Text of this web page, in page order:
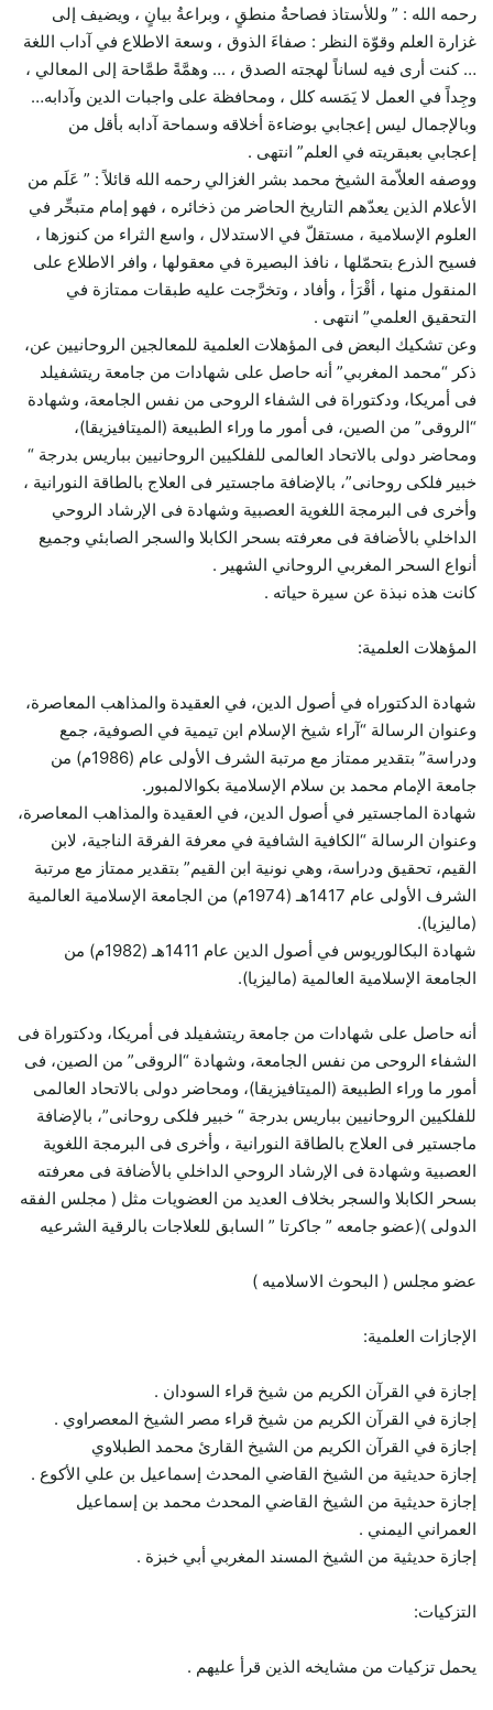
رحمه الله : ” وللأستاذ فصاحةُ منطقٍ ، وبراعةُ بيانٍ ، ويضيف إلى
غزارة العلم وقوّة النظر : صفاءَ الذوق ، وسعة الاطلاع في آداب اللغة
… كنت أرى فيه لساناً لهجته الصدق ، … وهمَّةً طمَّاحة إلى المعالي ،
وجِداً في العمل لا يَمَسه كلل ، ومحافظة على واجبات الدين وآدابه…
وبالإجمال ليس إعجابي بوضاءة أخلاقه وسماحة آدابه بأقل من
إعجابي بعبقريته في العلم” انتهى .
ووصفه العلاّمة الشيخ محمد بشر الغزالي رحمه الله قائلاً : ” عَلَم من
الأعلام الذين يعدّهم التاريخ الحاضر من ذخائره ، فهو إمام متبحِّر في
العلوم الإسلامية ، مستقلّ في الاستدلال ، واسع الثراء من كنوزها ،
فسيح الذرع بتحمّلها ، نافذ البصيرة في معقولها ، وافر الاطلاع على
المنقول منها ، أقْرَأ ، وأفاد ، وتخرَّجت عليه طبقات ممتازة في
التحقيق العلمي” انتهى .
وعن تشكيك البعض فى المؤهلات العلمية للمعالجين الروحانيين عن،
ذكر “محمد المغربي” أنه حاصل على شهادات من جامعة ريتشفيلد
فى أمريكا، ودكتوراة فى الشفاء الروحى من نفس الجامعة، وشهادة
“الروقى” من الصين، فى أمور ما وراء الطبيعة (الميتافيزيقا)،
ومحاضر دولى بالاتحاد العالمى للفلكيين الروحانيين بباريس بدرجة “
خبير فلكى روحانى”، بالإضافة ماجستير فى العلاج بالطاقة النورانية ،
وأخرى فى البرمجة اللغوية العصبية وشهادة فى الإرشاد الروحي
الداخلي بالأضافة فى معرفته بسحر الكابلا والسجر الصابئي وجميع
أنواع السحر المغربي الروحاني الشهير .
كانت هذه نبذة عن سيرة حياته .
المؤهلات العلمية:
شهادة الدكتوراه في أصول الدين، في العقيدة والمذاهب المعاصرة،
وعنوان الرسالة “آراء شيخ الإسلام ابن تيمية في الصوفية، جمع
ودراسة” بتقدير ممتاز مع مرتبة الشرف الأولى عام (1986م) من
جامعة الإمام محمد بن سلام الإسلامية بكوالالمبور.
شهادة الماجستير في أصول الدين، في العقيدة والمذاهب المعاصرة،
وعنوان الرسالة “الكافية الشافية في معرفة الفرقة الناجية، لابن
القيم، تحقيق ودراسة، وهي نونية ابن القيم” بتقدير ممتاز مع مرتبة
الشرف الأولى عام 1417هـ (1974م) من الجامعة الإسلامية العالمية
(ماليزيا).
شهادة البكالوريوس في أصول الدين عام 1411هـ (1982م) من
الجامعة الإسلامية العالمية (ماليزيا).
أنه حاصل على شهادات من جامعة ريتشفيلد فى أمريكا، ودكتوراة فى
الشفاء الروحى من نفس الجامعة، وشهادة “الروقى” من الصين، فى
أمور ما وراء الطبيعة (الميتافيزيقا)، ومحاضر دولى بالاتحاد العالمى
للفلكيين الروحانيين بباريس بدرجة “ خبير فلكى روحانى”، بالإضافة
ماجستير فى العلاج بالطاقة النورانية ، وأخرى فى البرمجة اللغوية
العصبية وشهادة فى الإرشاد الروحي الداخلي بالأضافة فى معرفته
بسحر الكابلا والسجر بخلاف العديد من العضويات مثل ( مجلس الفقه
الدولى )(عضو جامعه ” جاكرتا ” السابق للعلاجات بالرقية الشرعيه
عضو مجلس ( البحوث الاسلاميه )
الإجازات العلمية:
إجازة في القرآن الكريم من شيخ قراء السودان .
إجازة في القرآن الكريم من شيخ قراء مصر الشيخ المعصراوي .
إجازة في القرآن الكريم من الشيخ القارئ محمد الطبلاوي
إجازة حديثية من الشيخ القاضي المحدث إسماعيل بن علي الأكوع .
إجازة حديثية من الشيخ القاضي المحدث محمد بن إسماعيل
العمراني اليمني .
إجازة حديثية من الشيخ المسند المغربي أبي خبزة .
التزكيات:
يحمل تزكيات من مشايخه الذين قرأ عليهم .